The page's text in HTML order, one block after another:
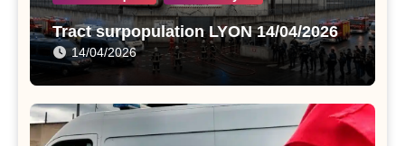
Tract surpopulation LYON 14/04/2026
14/04/2026